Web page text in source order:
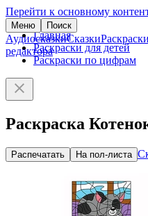
Перейти к основному
Меню Поиск
АудиосказкиСказкиРаскраски
редактора
Главная
Раскраски для детей
Раскраски по цифрам
Раскраска
Распечатать На пол-листа